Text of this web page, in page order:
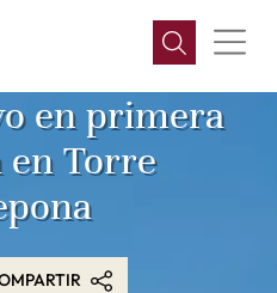
en primera
en Torre